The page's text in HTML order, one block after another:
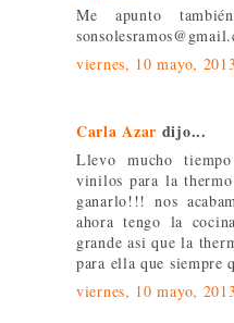
Me apunto
viernes, 10 mayo, 2013
Carla Azar dijo...
Llevo mucho
vinilos para la
ganarlo!!! nos
ahora tengo la
grande asi que la
para ella que siempre
viernes, 10 mayo, 2013